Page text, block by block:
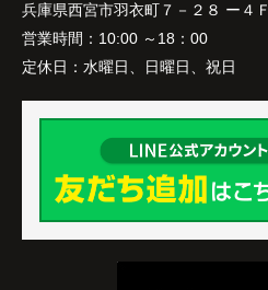
兵庫県西宮市羽衣町７－２８ ー４Ｆ
営業時間： 10:00 ～18：00
定休日： 水曜日、日曜日、祝日